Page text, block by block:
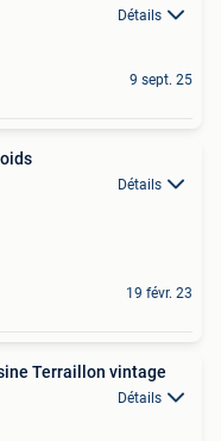
Détails
9 sept. 25
Détails
19 févr. 23
Terraillon vintage
Détails